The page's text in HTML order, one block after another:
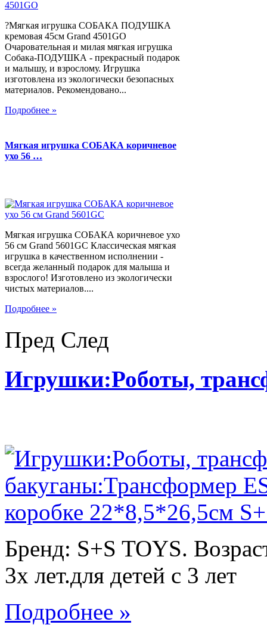
?Мягкая игрушка СОБАКА ПОДУШКА
кремовая 45см Grand 4501GO
Очаровательная и милая мягкая игрушка
Собака-ПОДУШКА - прекрасный подарок
и малышу, и взрослому. Игрушка
изготовлена из экологически безопасных
материалов. Рекомендовано...
Подробнее »
Мягкая игрушка СОБАКА коричневое
ухо 56 …
Мягкая игрушка СОБАКА коричневое ухо
56 см Grand 5601GC Классическая мягкая
игрушка в качественном исполнении -
всегда желанный подарок для малыша и
взрослого! Изготовлено из экологически
чистых материалов....
Подробнее »
Пред След
Игрушки:Роботы,
Бренд: S+S TOYS.
3х лет.для детей с 3 лет
Подробнее »